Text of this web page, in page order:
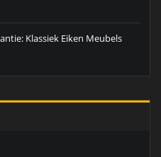
Klassiek Eiken Meubels